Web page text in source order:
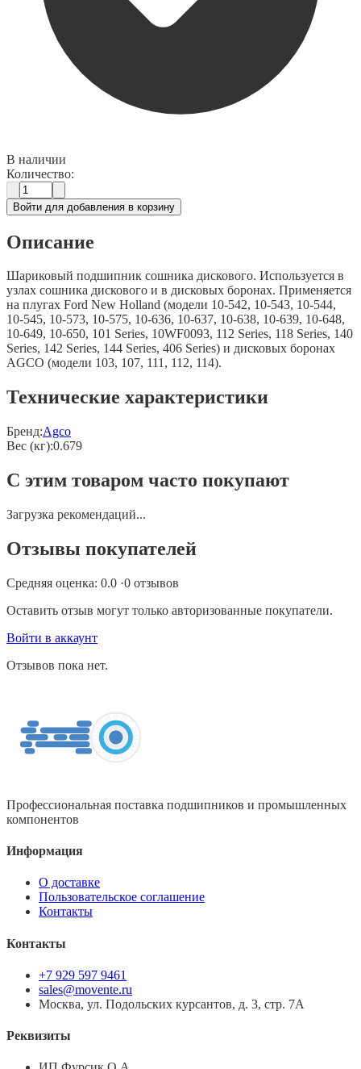
В наличии
Количество:
Войти для добавления в корзину
Описание
Шариковый подшипник сошника дискового. Используется в
узлах сошника дискового и в дисковых боронах. Применяется
на плугах Ford New Holland (модели 10-542, 10-543, 10-544,
10-545, 10-573, 10-575, 10-636, 10-637, 10-638, 10-639, 10-648,
10-649, 10-650, 101 Series, 10WF0093, 112 Series, 118 Series, 140
Series, 142 Series, 144 Series, 406 Series) и дисковых боронах
AGCO (модели 103, 107, 111, 112, 114).
Технические характеристики
Бренд:Agco
Вес (кг):0.679
С этим товаром часто покупают
Загрузка рекомендаций...
Отзывы покупателей
Средняя оценка: 0.0 ·0 отзывов
Оставить отзыв могут только авторизованные покупатели.
Войти в аккаунт
Отзывов пока нет.
Профессиональная поставка подшипников и промышленных
компонентов
Информация
О доставке
Пользовательское соглашение
Контакты
Контакты
+7 929 597 9461
sales@movente.ru
Москва, ул. Подольских курсантов, д. 3, стр. 7А
Реквизиты